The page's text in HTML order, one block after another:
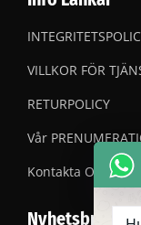
VILLKOR FÖR
RETURPOLICY
Vår
Kontakta OSS
Nyhetsbrev